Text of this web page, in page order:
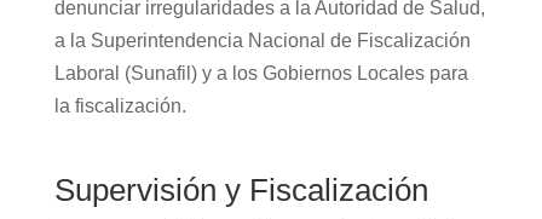
denunciar irregularidades a la Autoridad de Salud,
a la Superintendencia Nacional de Fiscalización
Laboral (Sunafil) y a los Gobiernos Locales para
la fiscalización.
Supervisión y Fiscalización